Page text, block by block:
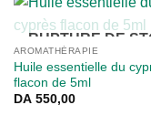
RUPTURE DE
AROMATHÉRAPIE
Huile essentielle du
flacon de 5ml
DA550,00